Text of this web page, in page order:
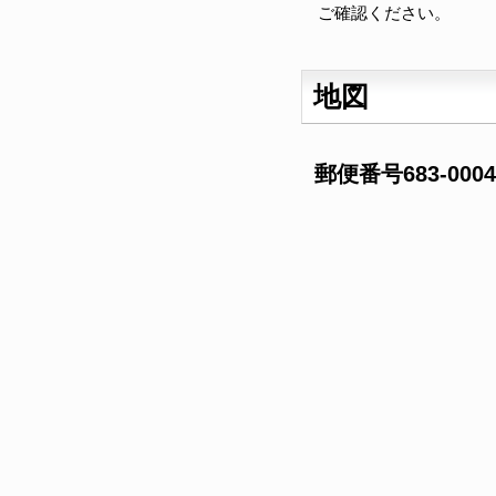
ご確認ください。
地図
郵便番号683-